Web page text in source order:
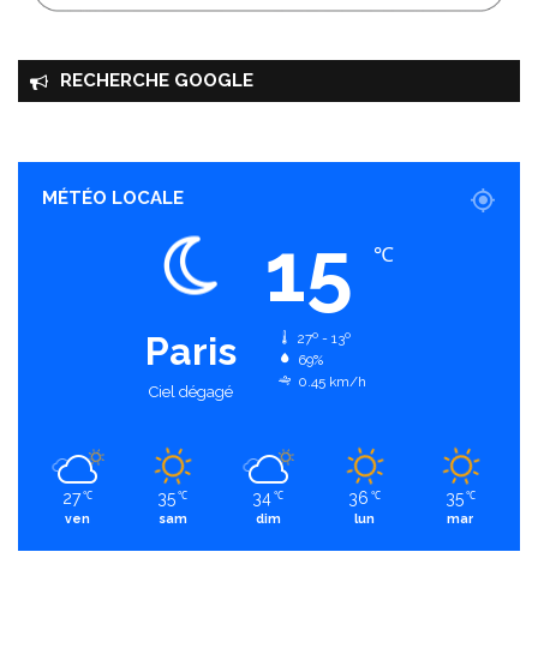
RECHERCHE GOOGLE
MÉTÉO LOCALE
Paris
Ciel dégagé
15 ℃
27º - 13º
69%
0.45 km/h
27 ℃
ven
35 ℃
sam
34 ℃
dim
36 ℃
lun
35 ℃
mar